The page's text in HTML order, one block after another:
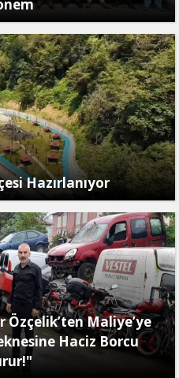
Hazırlanıyor
Özçelik’ten Maliye’ye
Haciz Borcu